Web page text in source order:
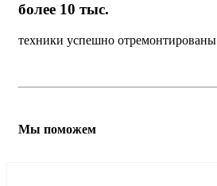
более 10 тыс.
техники успешно отремонтированы
Мы поможем